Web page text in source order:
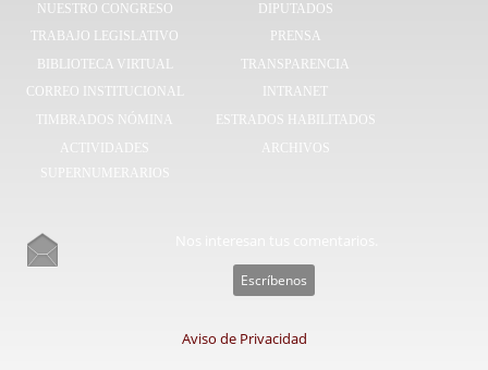
NUESTRO CONGRESO
DIPUTADOS
TRABAJO LEGISLATIVO
PRENSA
BIBLIOTECA VIRTUAL
TRANSPARENCIA
CORREO INSTITUCIONAL
INTRANET
TIMBRADOS NÓMINA
ESTRADOS HABILITADOS
ACTIVIDADES
SUPERNUMERARIOS
ARCHIVOS
Escríbenos
Aviso de Privacidad